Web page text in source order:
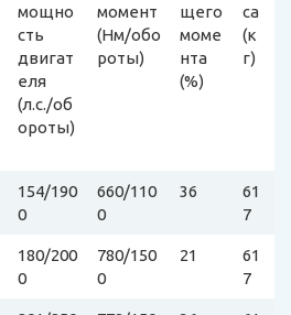
мощно
сть
двигат
еля
(л.с./об
ороты)
момент
(Нм/обо
роты)
щего
моме
нта
(%)
са
(к
г)
154/190
0
660/110
0
36
61
7
180/200
0
780/150
0
21
61
7